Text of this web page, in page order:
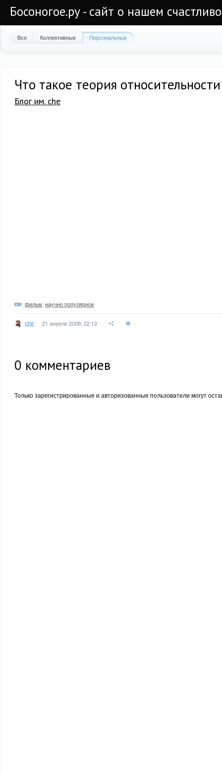
Босоногое.ру - сайт о нашем
Все Коллективные Персональные
Что такое теория относительности
Блог им. che
фильм научно популярное
che 21 апреля 2009, 22:12
0 комментариев
Только зарегистрированные и авторизованные пользователи могут